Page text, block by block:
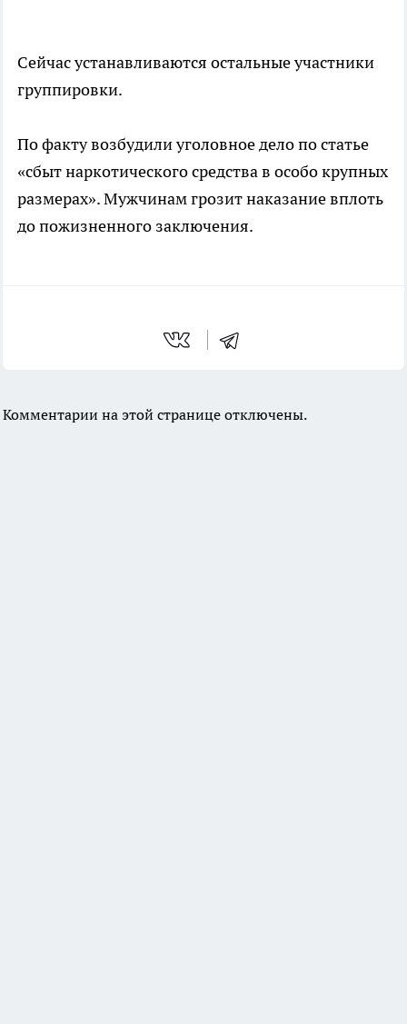
Сейчас устанавливаются остальные участники
группировки.
По факту возбудили уголовное дело по статье
«сбыт наркотического средства в особо крупных
размерах». Мужчинам грозит наказание вплоть
до пожизненного заключения.
Комментарии на этой странице отключены.